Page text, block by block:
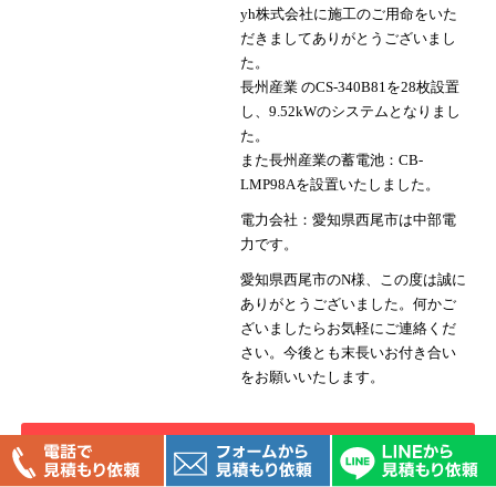
yh株式会社に施工のご用命をいた
だきましてありがとうございまし
た。
長州産業 のCS-340B81を28枚設置
し、9.52kWのシステムとなりまし
た。
また長州産業の蓄電池：CB-
LMP98Aを設置いたしました。
電力会社：愛知県西尾市は中部電
力です。
愛知県西尾市のN様、この度は誠に
ありがとうございました。何かご
ざいましたらお気軽にご連絡くだ
さい。今後とも末長いお付き合い
をお願いいたします。
▶︎蓄電池の販売・施工事例一覧